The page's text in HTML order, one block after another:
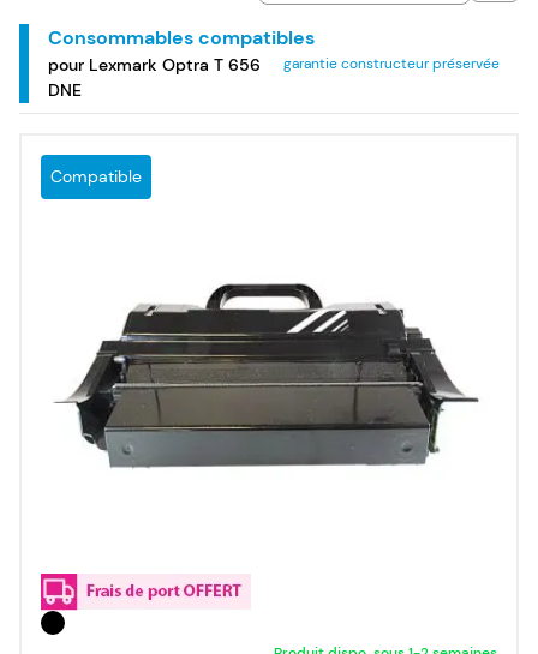
Consommables compatibles
garantie constructeur préservée
pour Lexmark Optra T 656
DNE
Compatible